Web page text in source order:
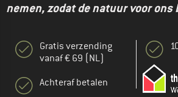
nemen, zodat de natuur voor
Gratis verzending
vanaf € 69 (NL)
Achteraf betalen